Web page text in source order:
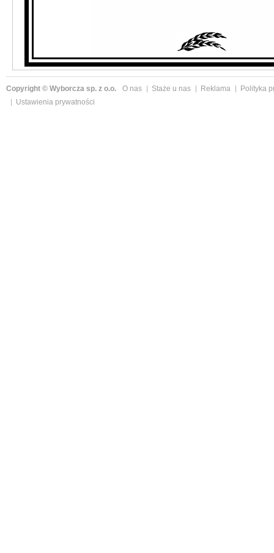
Copyright © Wyborcza sp. z o.o. O nas Staże u nas Reklama
Polityka
Ustawienia prywatności